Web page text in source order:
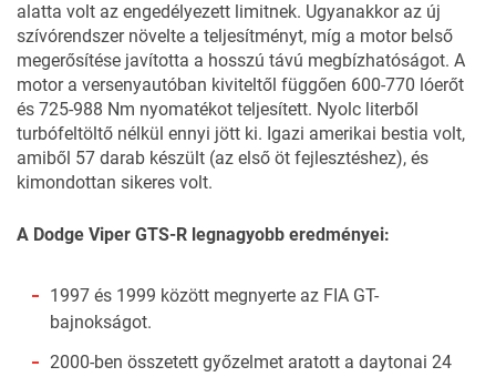
alatta volt az engedélyezett limitnek. Ugyanakkor az új
szívórendszer növelte a teljesítményt, míg a motor belső
megerősítése javította a hosszú távú megbízhatóságot. A
motor a versenyautóban kiviteltől függően 600-770 lóerőt
és 725-988 Nm nyomatékot teljesített. Nyolc literből
turbófeltöltő nélkül ennyi jött ki. Igazi amerikai bestia volt,
amiből 57 darab készült (az első öt fejlesztéshez), és
kimondottan sikeres volt.
A Dodge Viper GTS-R legnagyobb eredményei:
1997 és 1999 között megnyerte az FIA GT-
bajnokságot.
2000-ben összetett győzelmet aratott a daytonai 24